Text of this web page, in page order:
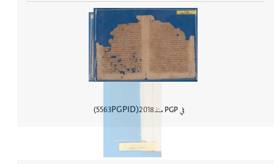
في PGP منذ 2018
PGPID
5563